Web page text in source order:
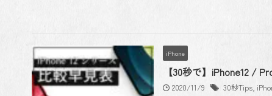
iPhone
【30秒で】iPhone12 /
2020/11/9 30秒Tips